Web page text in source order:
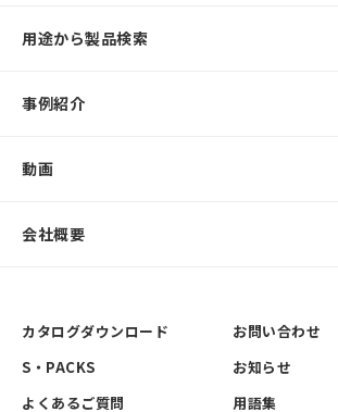
用途から製品検索
事例紹介
動画
会社概要
カタログダウンロード
お問い合わせ
S・PACKS
お知らせ
よくあるご質問
用語集